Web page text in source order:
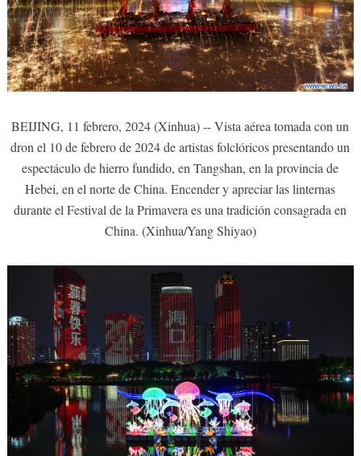
BEIJING, 11 febrero, 2024 (Xinhua) -- Vista aérea tomada con un
dron el 10 de febrero de 2024 de artistas folclóricos presentando un
espectáculo de hierro fundido, en Tangshan, en la provincia de
Hebei, en el norte de China. Encender y apreciar las linternas
durante el Festival de la Primavera es una tradición consagrada en
China. (Xinhua/Yang Shiyao)